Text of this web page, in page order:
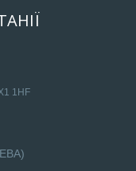
1HF